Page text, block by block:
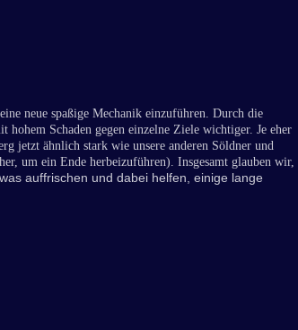
neue spaßige Mechanik einzuführen. Durch die
Schaden gegen einzelne Ziele wichtiger. Je eher
jetzt ähnlich stark wie unsere anderen Söldner und
um ein Ende herbeizuführen). Insgesamt glauben wir,
auffrischen und dabei helfen, einige lange